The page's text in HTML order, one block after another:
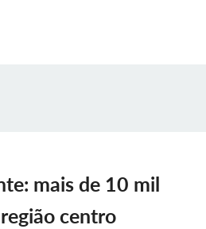
mais de 10 mil
centro